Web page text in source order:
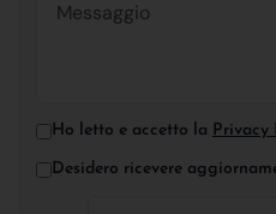
Ho letto e accetto la Privacy
Desidero ricevere